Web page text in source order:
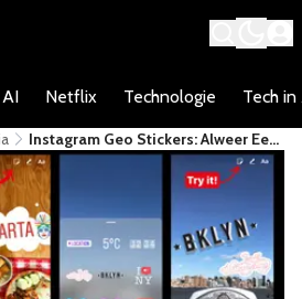
AI Netflix Technologie Tech in
Instagram Geo Stickers: Alweer Een
Goed Idee Van Snapchat